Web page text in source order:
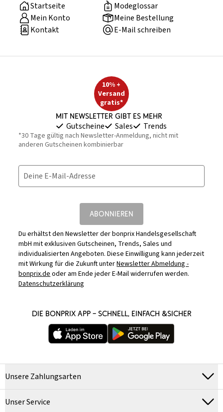
Startseite
Modeglossar
Mein Konto
Meine Bestellung
Kontakt
E-Mail schreiben
10% +
Versand
gratis*
Mit Newsletter gibt es mehr
Gutscheine Sales Trends
*30 Tage gültig nach Newsletter-Anmeldung, nicht mit
anderen Gutscheinen kombinierbar
Deine E-Mail-Adresse
ABONNIEREN
Du erhältst den Newsletter der bonprix Handelsgesellschaft
mbH mit exklusiven Gutscheinen, Trends, Sales und
individualisierten Angeboten. Diese Einwilligung kann jederzeit
mit Wirkung für die Zukunft unterNewsletter Abmeldung -
bonprix.deoder am Ende jeder E-Mail widerrufen werden.
Datenschutzerklärung
DIE BONPRIX APP – SCHNELL, EINFACH &SICHER
Unsere Zahlungsarten
Unser Service